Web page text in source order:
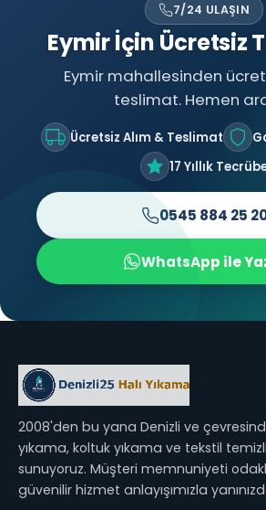
7/24 ULAŞIN
Eymir İçin Ücretsiz
Eymir mahallesinden
teslimat. Hemen
Ücretsiz Alım & Teslimat
17 Yıllık
0545 884 25
WhatsApp ile
2008'den bu yana Denizli ve
yıkama, koltuk yıkama ve tekstil
sunuyoruz. Müşteri memnuniyeti
güvenilir hizmet anlayışımızla